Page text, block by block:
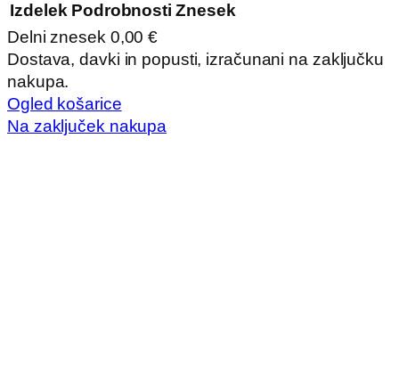
Izdelki
v
košarici
Izdelek Podrobnosti Znesek
Delni znesek 0,00 €
Dostava, davki in popusti, izračunani na zaključku
nakupa.
Ogled košarice
Na zaključek nakupa